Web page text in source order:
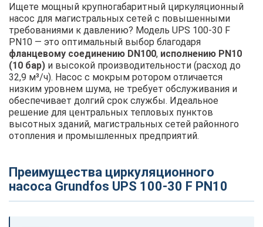
Ищете мощный крупногабаритный циркуляционный
насос для магистральных сетей с повышенными
требованиями к давлению? Модель UPS 100-30 F
PN10 — это оптимальный выбор благодаря
фланцевому соединению DN100, исполнению PN10
(10 бар) и высокой производительности (расход до
32,9 м³/ч). Насос с мокрым ротором отличается
низким уровнем шума, не требует обслуживания и
обеспечивает долгий срок службы. Идеальное
решение для центральных тепловых пунктов
высотных зданий, магистральных сетей районного
отопления и промышленных предприятий.
Преимущества циркуляционного
насоса Grundfos UPS 100-30 F PN10